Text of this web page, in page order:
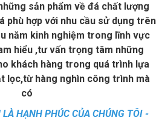
sản phẩm về đá chất lượng
phù hợp với nhu cầu sử dụng trên
năm kinh nghiệm trong lĩnh vực
hiểu ,tư vấn trọng tâm những
khách hàng trong quá trình lựa
lọc,từ hàng nghìn công trình mà
có
HẠNH PHÚC CỦA CHÚNG TÔI -